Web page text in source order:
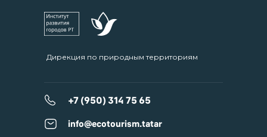
Дирекция по природным территориям
+7 (950) 314 75 65
info@ecotourism.tatar